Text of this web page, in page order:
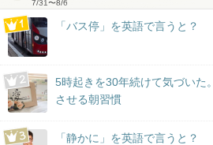
7/31〜8/6
「バス停」を英語で言うと？
5時起きを30年続けて気づいた
させる朝習慣
「静かに」を英語で言うと？